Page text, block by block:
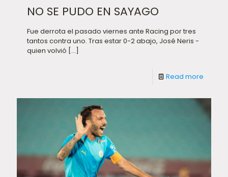
NO SE PUDO EN SAYAGO
Fue derrota el pasado viernes ante Racing por tres
tantos contra uno. Tras estar 0-2 abajo, José Neris -
quien volvió […]
Read more